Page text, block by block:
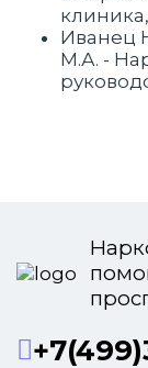
Иванец
М.А. -